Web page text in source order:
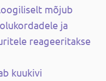
mõjub
ja
reageeritakse
kuukivi